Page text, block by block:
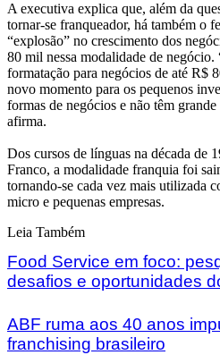
A executiva explica que, além da
tornar-se franqueador, há também o
“explosão” no crescimento dos
80 mil nessa modalidade de negócio.
formatação para negócios de até R$
novo momento para os pequenos
formas de negócios e não têm
afirma.
Dos cursos de línguas na década de
Franco, a modalidade franquia foi
tornando-se cada vez mais utilizada
micro e pequenas empresas.
Leia Também
Food Service em foco:
desafios e oportunidades
ABF ruma aos 40 anos
franchising brasileiro